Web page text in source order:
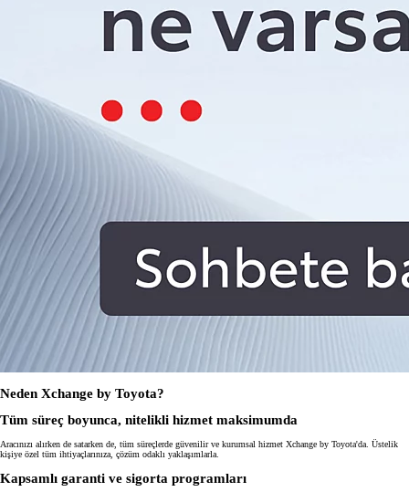
Neden Xchange by Toyota?
Tüm süreç boyunca, nitelikli hizmet maksimumda
Aracınızı alırken de satarken de, tüm süreçlerde güvenilir ve kurumsal hizmet Xchange by Toyota'da. Üstelik
kişiye özel tüm ihtiyaçlarınıza, çözüm odaklı yaklaşımlarla.
Kapsamlı garanti ve sigorta programları